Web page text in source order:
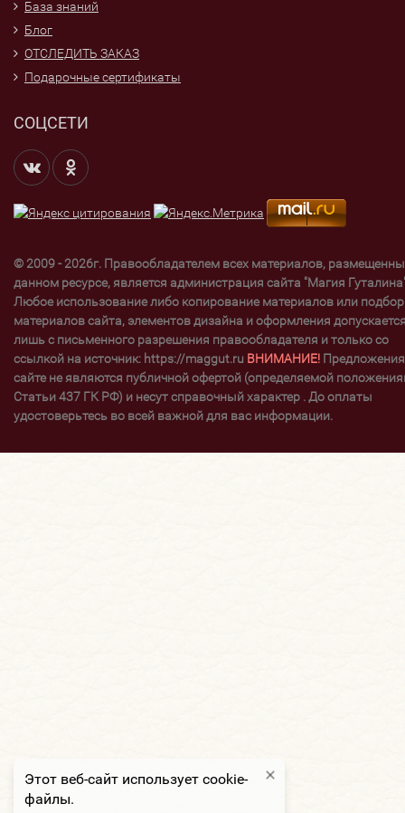
Этот веб-сайт использует cookie-
файлы.
База знаний
Блог
ОТСЛЕДИТЬ ЗАКАЗ
Подарочные сертификаты
СОЦСЕТИ
© 2009 - 2026г. Правообладателем всех материалов,
данном ресурсе, является администрация сайта "Магия
Любое использование либо копирование материалов или
материалов сайта, элементов дизайна и оформления
лишь с письменного разрешения правообладателя и только со
ссылкой на источник: https://maggut.ru ВНИМАНИЕ!
сайте не являются публичной офертой (определяемой
Статьи 437 ГК РФ) и несут справочный характер . До оплаты
удостоверьтесь во всей важной для вас информации.